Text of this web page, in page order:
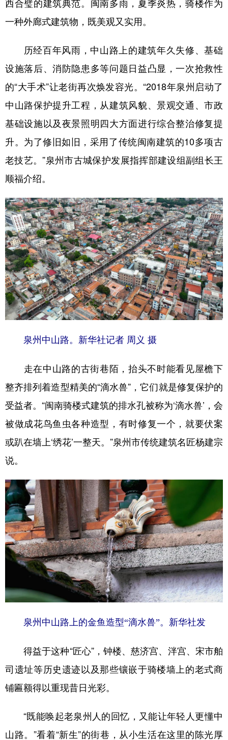
西合璧的建筑典范。闽南多雨，夏季炎热，骑楼作为
一种外廊式建筑物，既美观又实用。
历经百年风雨，中山路上的建筑年久失修、基础
设施落后、消防隐患多等问题日益凸显，一次抢救性
的“大手术”让老街再次焕发容光。“2018年泉州启动了
中山路保护提升工程，从建筑风貌、景观交通、市政
基础设施以及夜景照明四大方面进行综合整治修复提
升。为了修旧如旧，采用了传统闽南建筑的10多项古
老技艺。”泉州市古城保护发展指挥部建设组副组长王
顺福介绍。
泉州中山路。新华社记者 周义 摄
走在中山路的古街巷陌，抬头不时能看见屋檐下
整齐排列着造型精美的“滴水兽”，它们就是修复保护的
受益者。“闽南骑楼式建筑的排水孔被称为‘滴水兽’，会
被做成花鸟鱼虫各种造型，有时修复一个，就要伏案
或趴在墙上‘绣花’一整天。”泉州市传统建筑名匠杨建宗
说。
泉州中山路上的金鱼造型“滴水兽”。新华社发
得益于这种“匠心”，钟楼、慈济宫、泮宫、宋市舶
司遗址等历史遗迹以及那些镶嵌于骑楼墙上的老式商
铺匾额得以重现昔日光彩。
“既能唤起老泉州人的回忆，又能让年轻人更懂中
山路。”看着“新生”的街巷，从小生活在这里的陈光厚